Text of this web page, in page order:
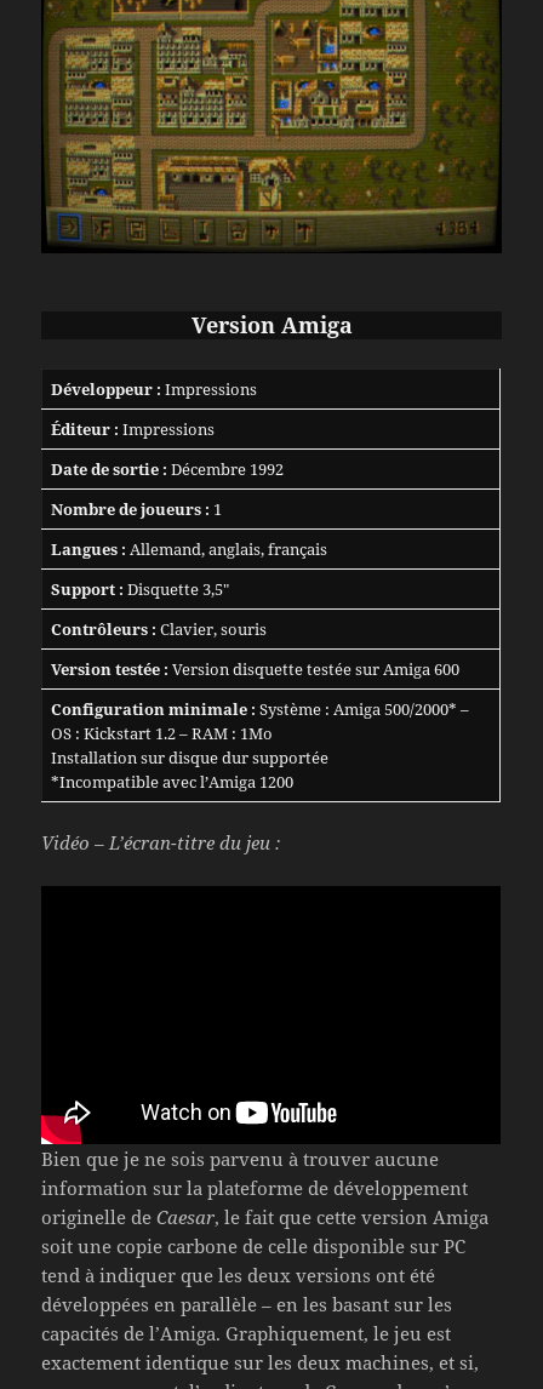
Version Amiga
Développeur : Impressions
Éditeur : Impressions
Date de sortie : Décembre 1992
Nombre de joueurs : 1
Langues : Allemand, anglais, français
Support : Disquette 3,5″
Contrôleurs : Clavier, souris
Version testée : Version disquette testée sur Amiga 600
Configuration minimale : Système : Amiga 500/2000* –
OS : Kickstart 1.2 – RAM : 1Mo
Installation sur disque dur supportée
*Incompatible avec l’Amiga 1200
Vidéo – L’écran-titre du jeu :
Bien que je ne sois parvenu à trouver aucune
information sur la plateforme de développement
originelle deCaesar, le fait que cette version Amiga
soit une copie carbone de celle disponible sur PC
tend à indiquer que les deux versions ont été
développées en parallèle – en les basant sur les
capacités de l’Amiga. Graphiquement, le jeu est
exactement identique sur les deux machines, et si,